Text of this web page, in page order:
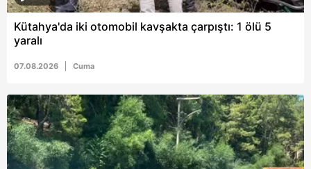
vasıtasıyla belirleyebilirsiniz. Çerezlere ilişkin detaylı bilgi
için Ayarlar butonuna tıklayabilir,Çerez Bilgilendirme
Metnimizi
hazırlanmış Aydınlatma Metnimizi okumak ve sitemizde
ilgili mevzuata uygun olarak kullanılan çerezlerle ilgili bilgi
almak için lütfentıklayınız.
Kütahya'da iki otomobil kavşakta çarpıştı: 1 ölü 5
yaralı
07.08.2026 Cuma